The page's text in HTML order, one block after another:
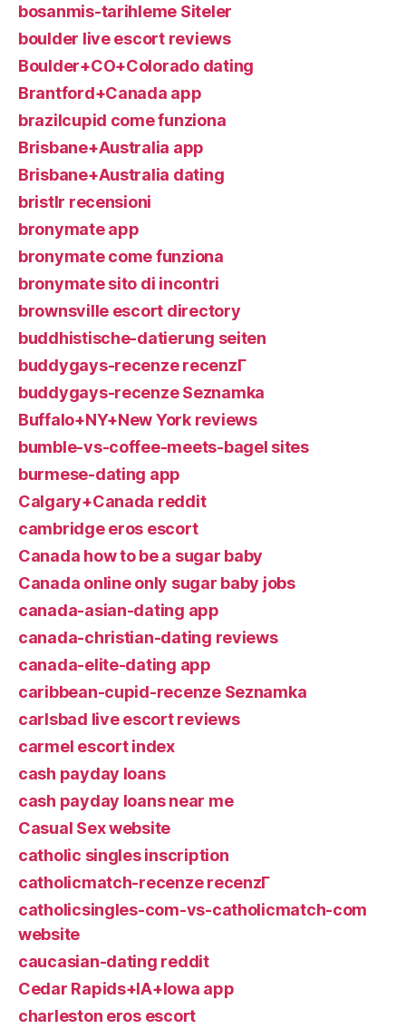
bosanmis-tarihleme Siteler
boulder live escort reviews
Boulder+CO+Colorado dating
Brantford+Canada app
brazilcupid come funziona
Brisbane+Australia app
Brisbane+Australia dating
bristlr recensioni
bronymate app
bronymate come funziona
bronymate sito di incontri
brownsville escort directory
buddhistische-datierung seiten
buddygays-recenze recenzГ­
buddygays-recenze Seznamka
Buffalo+NY+New York reviews
bumble-vs-coffee-meets-bagel sites
burmese-dating app
Calgary+Canada reddit
cambridge eros escort
Canada how to be a sugar baby
Canada online only sugar baby jobs
canada-asian-dating app
canada-christian-dating reviews
canada-elite-dating app
caribbean-cupid-recenze Seznamka
carlsbad live escort reviews
carmel escort index
cash payday loans
cash payday loans near me
Casual Sex website
catholic singles inscription
catholicmatch-recenze recenzГ­
catholicsingles-com-vs-catholicmatch-com
website
caucasian-dating reddit
Cedar Rapids+IA+Iowa app
charleston eros escort